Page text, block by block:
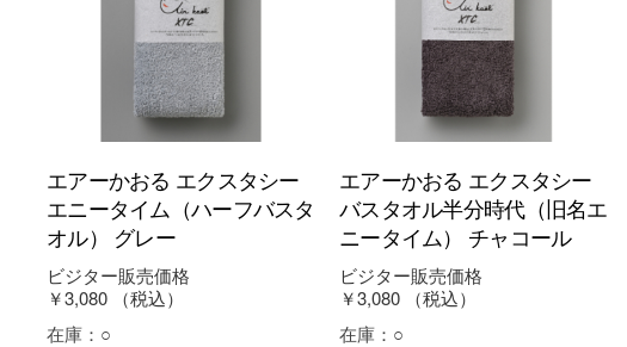
エアーかおる エクスタシー
エニータイム（ハーフバスタ
オル） グレー
ビジター販売価格
￥3,080
（税込）
在庫： ○
エアーかおる エクスタシー
バスタオル半分時代（旧名エ
ニータイム） チャコール
ビジター販売価格
￥3,080
（税込）
在庫： ○